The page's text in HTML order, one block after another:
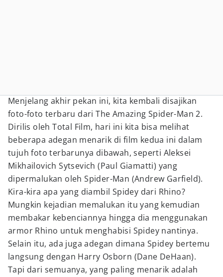
Menjelang akhir pekan ini, kita kembali disajikan
foto-foto terbaru dari The Amazing Spider-Man 2.
Dirilis oleh Total Film, hari ini kita bisa melihat
beberapa adegan menarik di film kedua ini dalam
tujuh foto terbarunya dibawah, seperti Aleksei
Mikhailovich Sytsevich (Paul Giamatti) yang
dipermalukan oleh Spider-Man (Andrew Garfield).
Kira-kira apa yang diambil Spidey dari Rhino?
Mungkin kejadian memalukan itu yang kemudian
membakar kebenciannya hingga dia menggunakan
armor Rhino untuk menghabisi Spidey nantinya.
Selain itu, ada juga adegan dimana Spidey bertemu
langsung dengan Harry Osborn (Dane DeHaan).
Tapi dari semuanya, yang paling menarik adalah